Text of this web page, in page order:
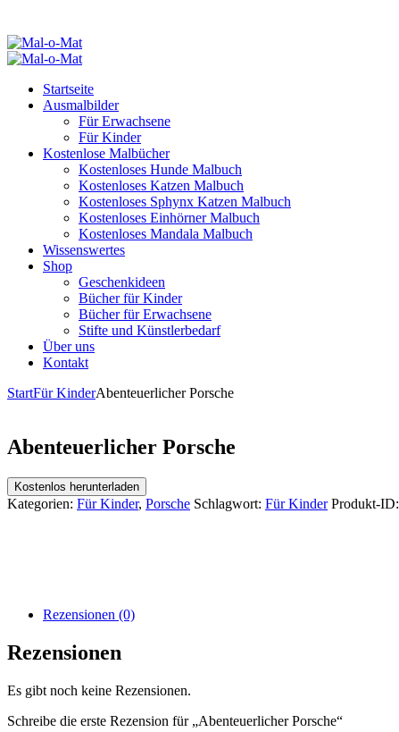
Startseite
Ausmalbilder
Für Erwachsene
Für Kinder
Kostenlose Malbücher
Kostenloses Hunde Malbuch
Kostenloses Katzen Malbuch
Kostenloses Sphynx Katzen Malbuch
Kostenloses Einhörner Malbuch
Kostenloses Mandala Malbuch
Wissenswertes
Shop
Geschenkideen
Bücher für Kinder
Bücher für Erwachsene
Stifte und Künstlerbedarf
Über uns
Kontakt
StartFür KinderAbenteuerlicher Porsche
Abenteuerlicher Porsche
Kostenlos herunterladen
Kategorien: Für Kinder, Porsche Schlagwort: Für Kinder Produkt-ID:
Rezensionen (0)
Rezensionen
Es gibt noch keine Rezensionen.
Schreibe die erste Rezension für „Abenteuerlicher Porsche“